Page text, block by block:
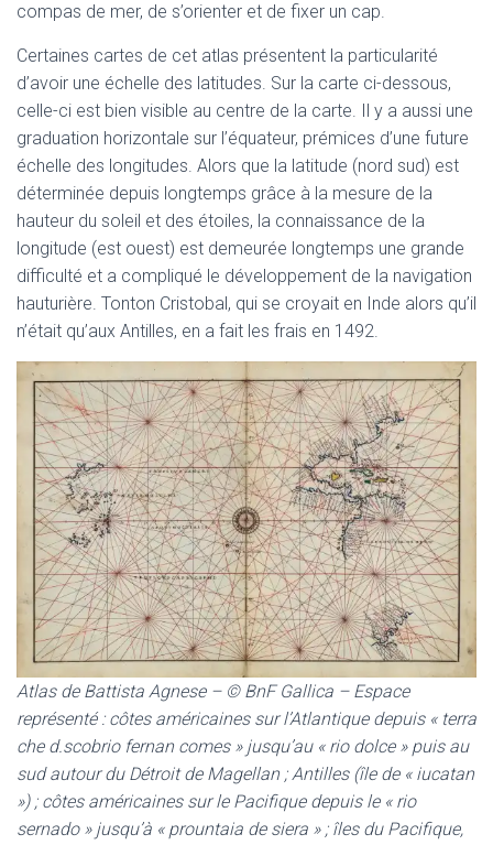
compas de mer, de s’orienter et de fixer un cap.
Certaines cartes de cet atlas présentent la particularité
d’avoir une échelle des latitudes. Sur la carte ci-dessous,
celle-ci est bien visible au centre de la carte. Il y a aussi une
graduation horizontale sur l’équateur, prémices d’une future
échelle des longitudes. Alors que la latitude (nord sud) est
déterminée depuis longtemps grâce à la mesure de la
hauteur du soleil et des étoiles, la connaissance de la
longitude (est ouest) est demeurée longtemps une grande
difficulté et a compliqué le développement de la navigation
hauturière. Tonton Cristobal, qui se croyait en Inde alors qu’il
n’était qu’aux Antilles, en a fait les frais en 1492.
Atlas de Battista Agnese – © BnF Gallica – Espace
représenté : côtes américaines sur l’Atlantique depuis « terra
che d.scobrio fernan comes » jusqu’au « rio dolce » puis au
sud autour du Détroit de Magellan ; Antilles (île de « iucatan
») ; côtes américaines sur le Pacifique depuis le « rio
sernado » jusqu’à « prountaia de siera » ; îles du Pacifique,